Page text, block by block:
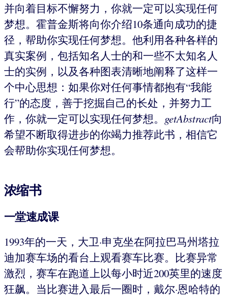
并向着目标不懈努力，你就一定可以实现任何
梦想。霍普金斯将向你介绍10条通向成功的捷
径，帮助你实现任何梦想。他利用各种各样的
真实案例，包括知名人士的和一些不太知名人
士的实例，以及各种图表清晰地阐释了这样一
个中心思想：如果你对任何事情都抱有“我能
行”的态度，善于挖掘自己的长处，并努力工
作，你就一定可以实现任何梦想。 getAbstract向
希望不断取得进步的你竭力推荐此书，相信它
会帮助你实现任何梦想。
浓缩书
一堂速成课
1993年的一天，大卫·申克坐在阿拉巴马州塔拉
迪加赛车场的看台上观看赛车比赛。比赛异常
激烈，赛车在跑道上以每小时近200英里的速度
狂飙。当比赛进入最后一圈时，戴尔·恩哈特的